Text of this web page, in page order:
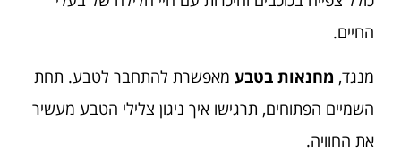
החיים.
מנגד, מחנאות בטבע מאפשרת להתחבר לטבע. תחת
השמיים הפתוחים, תרגישו איך ניגון צלילי הטבע מעשיר
את החוויה.